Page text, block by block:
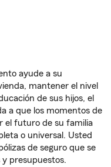
ayude a su
mantener el nivel
de sus hijos, el
a que los momentos de
el futuro de su familia
o universal. Usted
de seguro que se
y presupuestos.